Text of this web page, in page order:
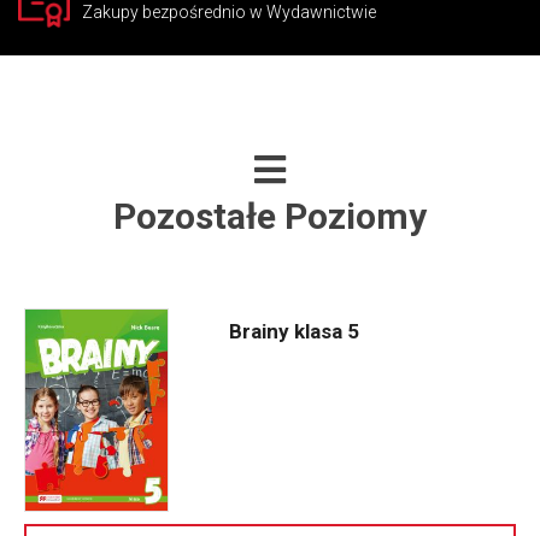
Zakupy bezpośrednio w Wydawnictwie
Pozostałe Poziomy
Brainy klasa 5